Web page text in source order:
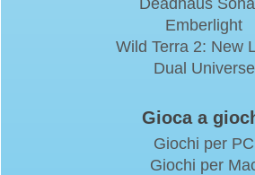
Deadhaus
Emberlight
Wild Terra 2: New
Dual Universe
Gioca a
Giochi per PC
Giochi per